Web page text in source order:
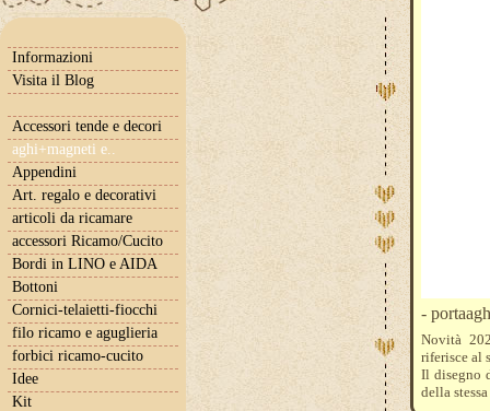
Informazioni
Visita il Blog
Accessori tende e decori
aghi+magneti e..
Appendini
Art. regalo e decorativi
articoli da ricamare
accessori Ricamo/Cucito
Bordi in LINO e AIDA
Bottoni
Cornici-telaietti-fiocchi
filo ricamo e aguglieria
forbici ricamo-cucito
Idee
Kit
-
Novità
riferisce al
Il disegno
della